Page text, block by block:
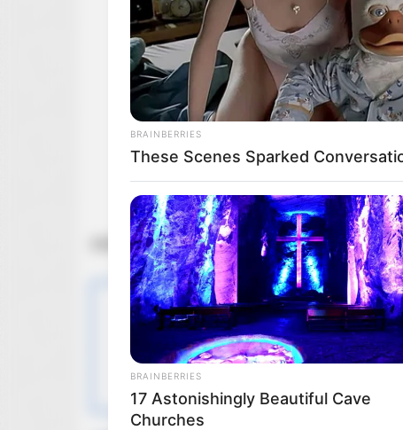
— Star Wars (@starwars)May 26, 2022
źródło: Twitter / YouTube / zdj. Disney
OBSERWUJ NAS
BRAINBERRIES
These Scenes Sparked
BRAINBERRIES
17 Astonishingly Beautiful Cave
Churches